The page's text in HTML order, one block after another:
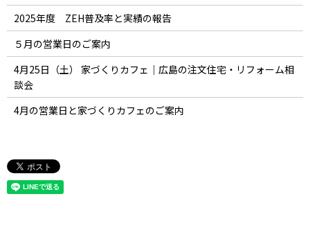
2025年度 ZEH普及率と実績の報告
５月の営業日のご案内
4月25日（土） 家づくりカフェ｜広島の注文住宅・リフォーム相
談会
4月の営業日と家づくりカフェのご案内